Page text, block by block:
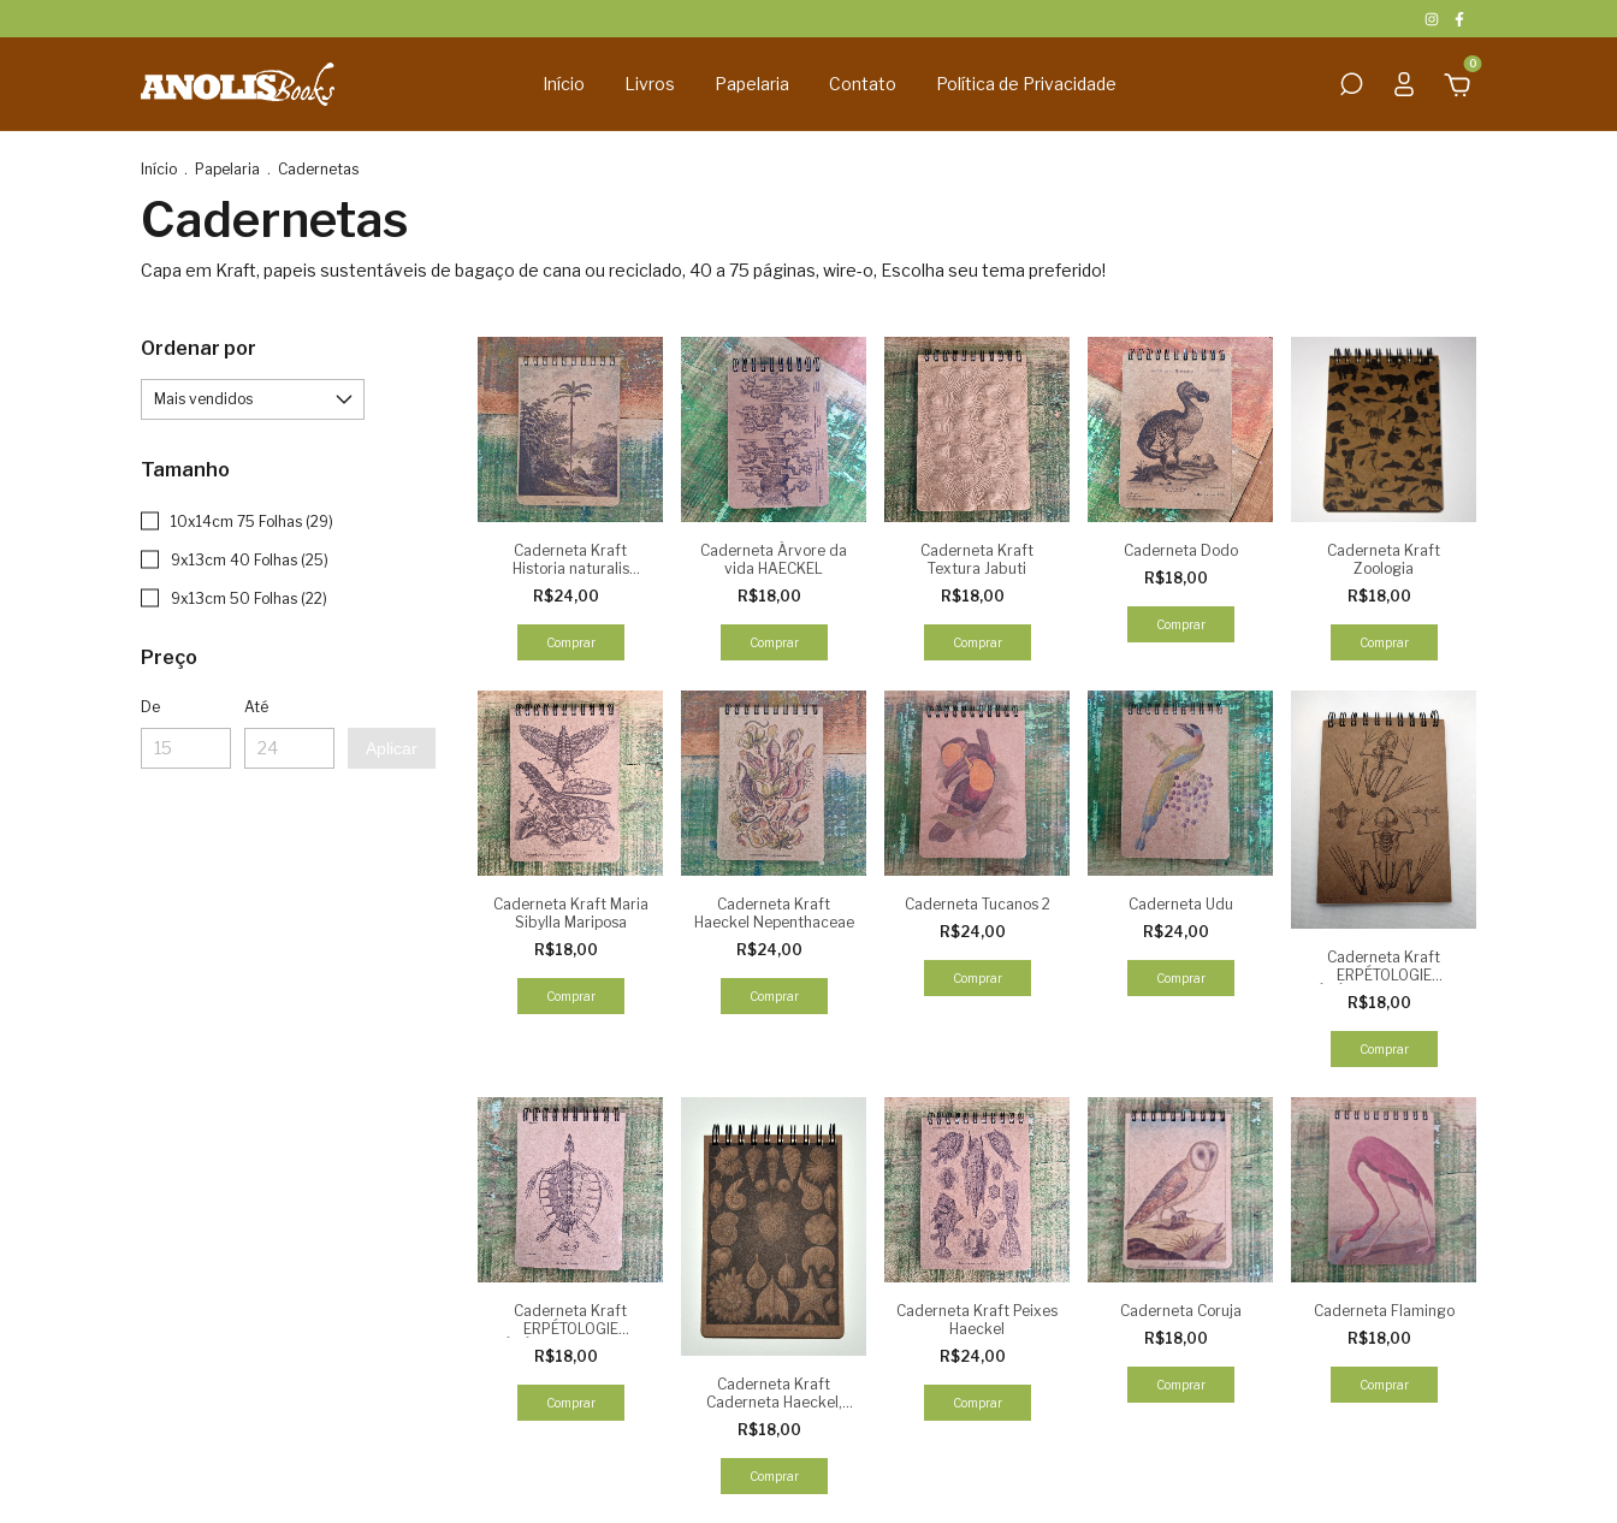
Início Livros Papelaria Contato Política de Privacidade
0
Início . Papelaria . Cadernetas
Cadernetas
Capa em Kraft, papeis sustentáveis de bagaço de cana ou reciclado, 40 a 75 páginas, wire-o, Escolha seu tema preferido!
Ordenar por
Tamanho
10x14cm 75 Folhas (29)
9x13cm 40 Folhas (25)
9x13cm 50 Folhas (22)
Preço
De Até
Aplicar
Caderneta Kraft
Historia naturalis
palmarum (von
Martius)
R$24,00
Comprar
Caderneta Árvore da
vida HAECKEL
R$18,00
Comprar
Caderneta Kraft
Textura Jabuti
R$18,00
Comprar
Caderneta Dodo
R$18,00
Comprar
Caderneta Kraft
Zoologia
R$18,00
Comprar
Caderneta Kraft Maria
Sibylla Mariposa
R$18,00
Comprar
Caderneta Kraft
Haeckel Nepenthaceae
R$24,00
Comprar
Caderneta Tucanos 2
R$24,00
Comprar
Caderneta Udu
R$24,00
Comprar
Caderneta Kraft
ERPÉTOLOGIE
GÉNÉRALE - Esqueleto
Anfíbios
R$18,00
Comprar
Caderneta Kraft
ERPÉTOLOGIE
GÉNÉRALE - Esqueleto
Quelônio
R$18,00
Comprar
Caderneta Kraft
Caderneta Haeckel,
1898 "Thalamophora"
R$18,00
Comprar
Caderneta Kraft Peixes
Haeckel
R$24,00
Comprar
Caderneta Coruja
R$18,00
Comprar
Caderneta Flamingo
R$18,00
Comprar